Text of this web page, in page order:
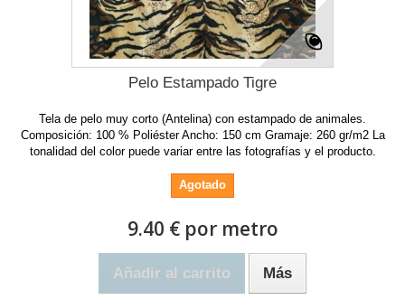
Pelo Estampado Tigre
Tela de pelo muy corto (Antelina) con estampado de animales.
Composición: 100 % Poliéster Ancho: 150 cm Gramaje: 260 gr/m2 La
tonalidad del color puede variar entre las fotografías y el producto.
Agotado
9.40 € por metro
Añadir al carrito Más